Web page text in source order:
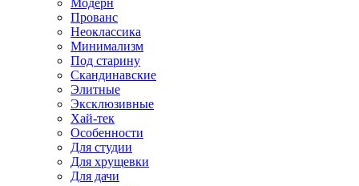
Модерн
Прованс
Неоклассика
Минимализм
Под старину
Скандинавские
Элитные
Эксклюзивные
Хай-тек
Особенности
Для студии
Для хрущевки
Для дачи